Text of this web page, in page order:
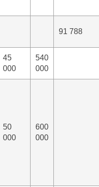
91 788
45
000
540
000
50
000
600
000